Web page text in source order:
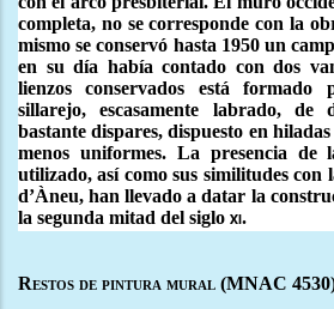
completa, no se corresponde con la
mismo se conservó hasta 1950 un
en su día había contado con dos
lienzos conservados está
sillarejo, escasamente labrado, de
bastante dispares, dispuesto en
menos uniformes. La presencia de
utilizado, así como sus similitudes con
d’Àneu, han llevado a datar la
la segunda mitad del siglo xi.
Restos de pintura mural (MNAC